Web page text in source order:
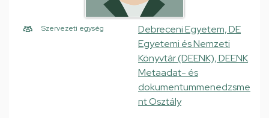
Szervezeti egység
Debreceni Egyetem, DE
Egyetemi és Nemzeti
Könyvtár (DEENK), DEENK
Metaadat- és
dokumentummenedzsme
nt Osztály